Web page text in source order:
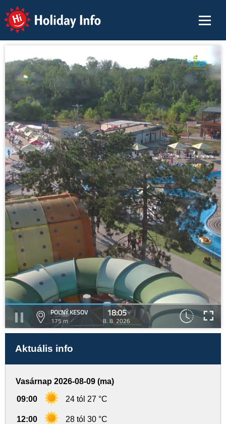
Holiday Info
POĽNÝ KESOV
175 m
18:05
8. 8. 2026
Aktuális info
Vasárnap 2026-08-09 (ma)
09:00 24 tól 27 °C
12:00 28 tól 30 °C